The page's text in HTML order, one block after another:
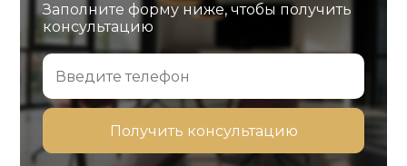
Заполните форму ниже, чтобы получить
консультацию